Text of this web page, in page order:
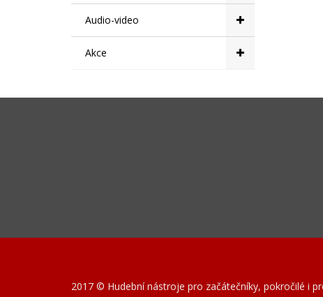
Audio-video
Akce
2017 © Hudební nástroje pro začátečníky, pokročilé i